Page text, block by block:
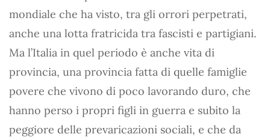
mondiale che ha visto, tra gli orrori perpetrati,
anche una lotta fratricida tra fascisti e partigiani.
Ma l’Italia in quel periodo è anche vita di
provincia, una provincia fatta di quelle famiglie
povere che vivono di poco lavorando duro, che
hanno perso i propri figli in guerra e subito la
peggiore delle prevaricazioni sociali, e che da